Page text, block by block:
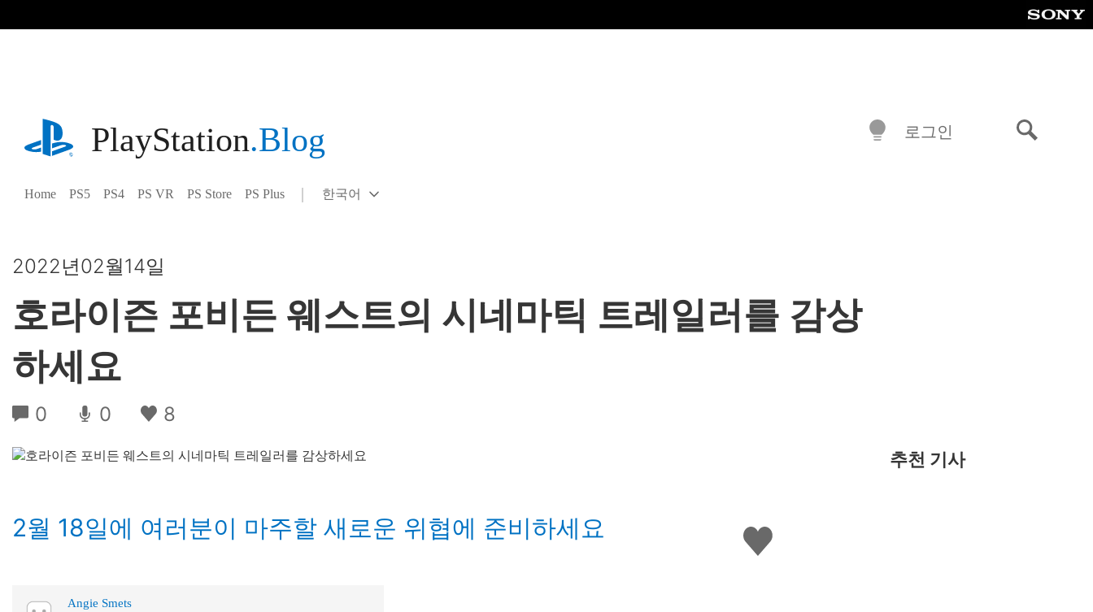
playstation.com
PlayStation.Blog
Home PS5 PS4 PS VR PS Store PS Plus
Select
Current
한국어
로그인
2022년02월14일
호라이즌 포비든 웨스트의 시네마틱 트레일러를 감상
하세요
0 0 8
좋
아
2월 18일에 여러분이 마주할 새로운 위협에 준비하세요
Angie Smets
추천 기사